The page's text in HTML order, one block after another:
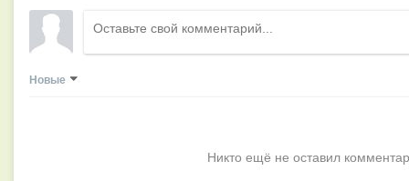
Новые
Никто ещё не оставил